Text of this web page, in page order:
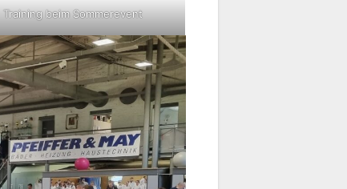
Training beim Sommerevent